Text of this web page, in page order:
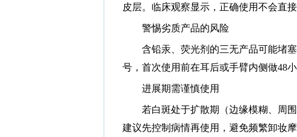
皮层。临床观察显示，正确使用不会直
警惕劣质产品的风险
含铅汞、荧光剂的三无产品可能堵塞
号，首次使用前在耳后或手臂内侧做48小
进展期需谨慎使用
若白斑处于扩散期（边缘模糊、周围
建议先控制病情再使用，避免频繁卸妆摩